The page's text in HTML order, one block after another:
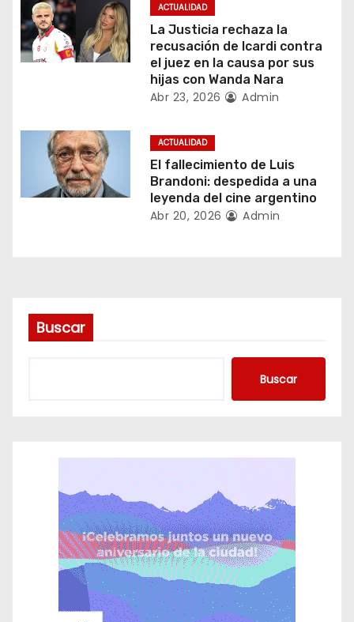
n
d
a
s
ACTUALIDAD
La Justicia rechaza la
recusación de Icardi contra
el juez en la causa por sus
hijas con Wanda Nara
Abr 23, 2026 Admin
ACTUALIDAD
El fallecimiento de Luis
Brandoni: despedida a una
leyenda del cine argentino
Abr 20, 2026 Admin
Buscar
Buscar